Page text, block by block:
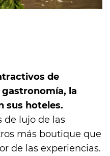
de
gastronomía, la
sus hoteles.
de lujo de las
más boutique que
de las experiencias.